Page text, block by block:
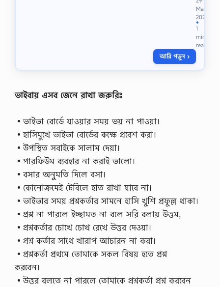
ব
স্থা
প
ক
পা
র্থ
তা
Mar
2023
●
1
min
read
আরি পড়ুন ›
ভাইবায় এসব জেনে রাখা জরুরিঃ
•ভাইভা বোর্ডে যাওয়ার সময় ভয় না পাওয়া।
•হাসিমুখে ভাইভা বোর্ডের কক্ষে প্রবেশ করা।
•উপস্থিত সবাইকে সালাম দেয়া।
•পারফিউম ব্যবহার না করাই ভালো।
•বসার অনুমতি দিলে বসা।
•কোনোক্রমেই টেবিলে হাত রাখা যাবে না।
•ভাইভার সময় প্রশ্নকর্তার সামনে হাসি খুশি প্রফুল্ল থাকা।
•প্রশ্ন না পারলে ইচ্ছামত না বলে সরি বলায় উত্তম,
•প্রশ্নকর্তার চোখে চোখ রেখে উত্তর দেওয়া।
•প্রশ্ন কর্তার সাথে খারাপ আচারন না করা।
•প্রশ্নকর্তা প্রথমে তোমাকে সকল বিষয় হতে প্রশ্ন
করবেন।
•উত্তর বলতে না পারলে তোমাকে প্রশ্নকর্তা প্রশ্ন করবেন